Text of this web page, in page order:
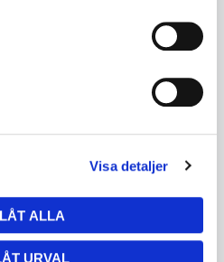
Visa detaljer
ALLA
URVAL
Cederroth Första hjälpen kit
577